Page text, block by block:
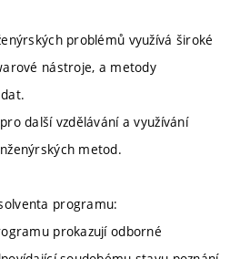
problémů využívá široké
nástroje, a metody
další vzdělávání a využívání
metod.
programu:
prokazují odborné